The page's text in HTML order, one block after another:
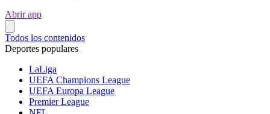
Abrir app
Todos los contenidos
Deportes populares
LaLiga
UEFA Champions League
UEFA Europa League
Premier League